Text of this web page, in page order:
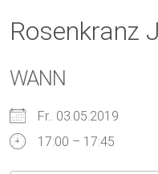
Rosenkranz
WANN
Fr.. 03.05.2019
17:00 – 17:45